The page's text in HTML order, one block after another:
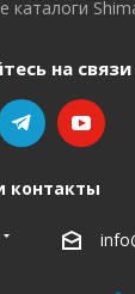
каталоги
на связи
контакты